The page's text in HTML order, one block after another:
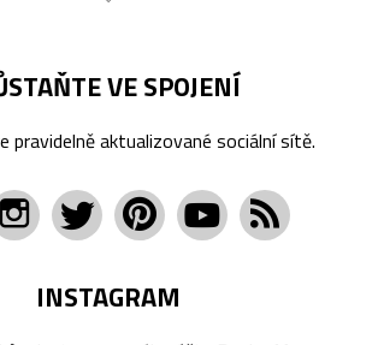
VE SPOJENÍ
pravidelně aktualizované sociální sítě.
INSTAGRAM